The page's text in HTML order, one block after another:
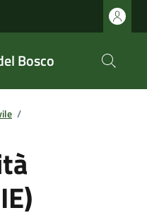
Bosco
/